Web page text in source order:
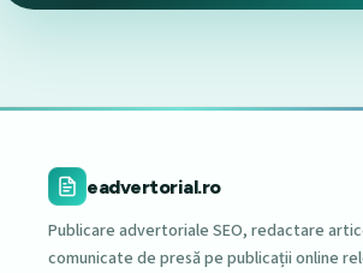
eadvertorial.ro
Publicare advertoriale SEO, redactare
comunicate de presă pe publicații online